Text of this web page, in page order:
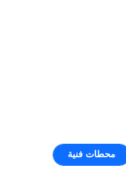
محطات فنية